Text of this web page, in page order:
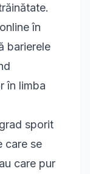
în
barierele
în limba
sporit
care se
care pur